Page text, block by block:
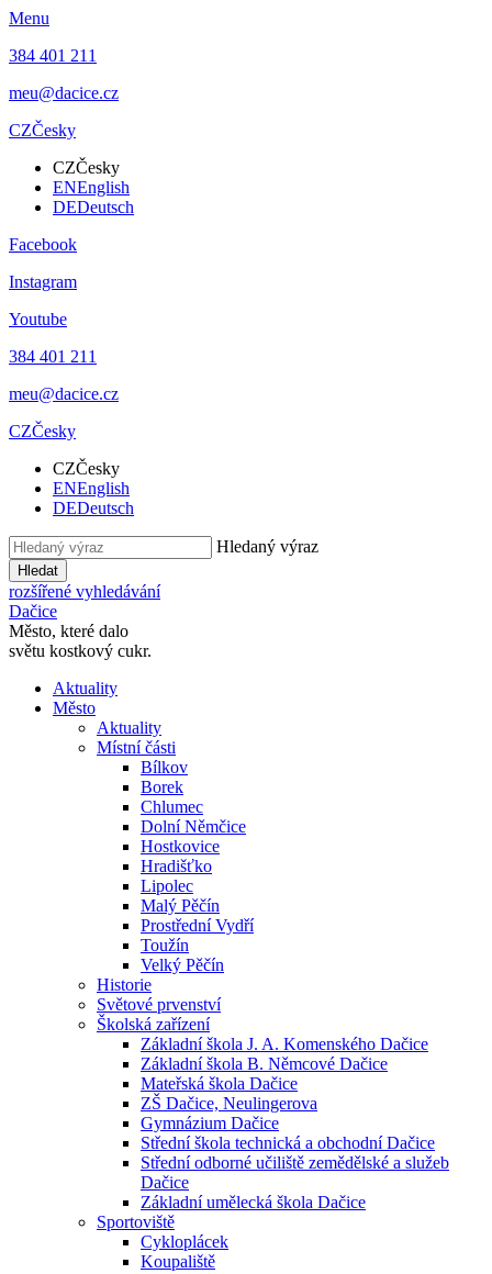
Menu
384 401 211
meu@dacice.cz
CZČesky
CZČesky
ENEnglish
DEDeutsch
Facebook
Instagram
Youtube
384 401 211
meu@dacice.cz
CZČesky
CZČesky
ENEnglish
DEDeutsch
Hledaný výraz
Hledat
rozšířené vyhledávání
Dačice
Město, které dalo
světu kostkový cukr.
Aktuality
Město
Aktuality
Místní části
Bílkov
Borek
Chlumec
Dolní Němčice
Hostkovice
Hradišťko
Lipolec
Malý Pěčín
Prostřední Vydří
Toužín
Velký Pěčín
Historie
Světové prvenství
Školská zařízení
Základní škola J. A. Komenského Dačice
Základní škola B. Němcové Dačice
Mateřská škola Dačice
ZŠ Dačice, Neulingerova
Gymnázium Dačice
Střední škola technická a obchodní Dačice
Střední odborné učiliště zemědělské a služeb
Dačice
Základní umělecká škola Dačice
Sportoviště
Cykloplácek
Koupaliště